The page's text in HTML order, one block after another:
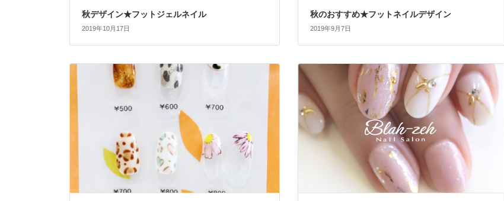
秋デザイン★フットジェルネイル
2019年10月17日
秋のおすすめ★フットネイルデザイン
2019年9月7日